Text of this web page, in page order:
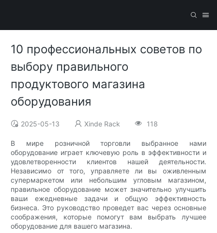
10 профессиональных советов по
выбору правильного
продуктового магазина
оборудования
2025-05-13 Xinde Rack 118
В мире розничной торговли выбранное нами
оборудование играет ключевую роль в эффективности и
удовлетворенности клиентов нашей деятельности.
Независимо от того, управляете ли вы оживленным
супермаркетом или небольшим угловым магазином,
правильное оборудование может значительно улучшить
ваши ежедневные задачи и общую эффективность
бизнеса. Это руководство проведет вас через основные
соображения, которые помогут вам выбрать лучшее
оборудование для вашего магазина.